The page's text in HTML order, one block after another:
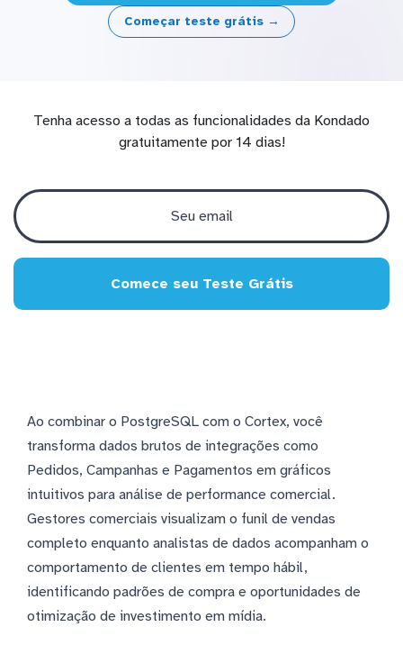
Começar teste grátis →
Tenha acesso a todas as funcionalidades da Kondado
gratuitamente por 14 dias!
Comece seu Teste Grátis
Ao combinar o PostgreSQL com o Cortex, você
transforma dados brutos de integrações como
Pedidos, Campanhas e Pagamentos em gráficos
intuitivos para análise de performance comercial.
Gestores comerciais visualizam o funil de vendas
completo enquanto analistas de dados acompanham o
comportamento de clientes em tempo hábil,
identificando padrões de compra e oportunidades de
otimização de investimento em mídia.